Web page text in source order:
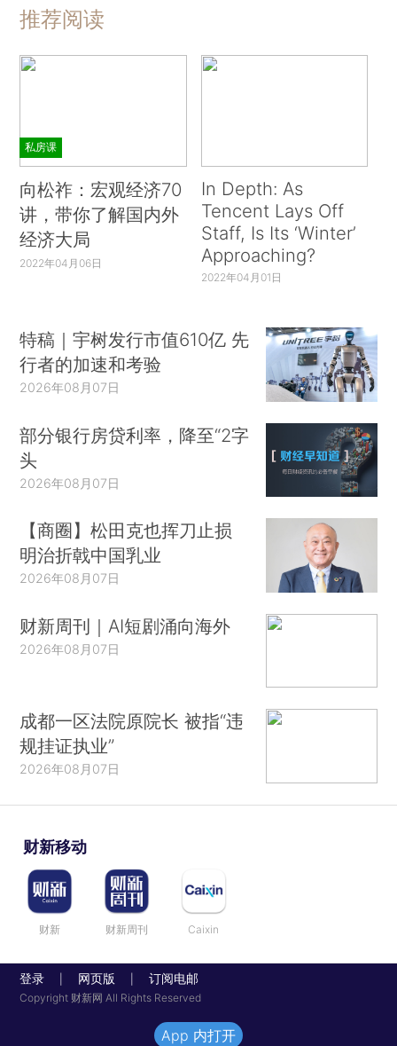
推荐阅读
私房课
向松祚：宏观经济70
讲，带你了解国内外
经济大局
2022年04月06日
In Depth: As
Tencent Lays Off
Staff, Is Its ‘Winter’
Approaching?
2022年04月01日
特稿｜宇树发行市值610亿 先
行者的加速和考验
2026年08月07日
部分银行房贷利率，降至“2字
头
2026年08月07日
【商圈】松田克也挥刀止损
明治折戟中国乳业
2026年08月07日
财新周刊｜AI短剧涌向海外
2026年08月07日
成都一区法院原院长 被指“违
规挂证执业”
2026年08月07日
财新移动
财新 财新周刊 Caixin
登录 网页版 订阅电邮
Copyright 财新网 All Rights Reserved
App 内打开